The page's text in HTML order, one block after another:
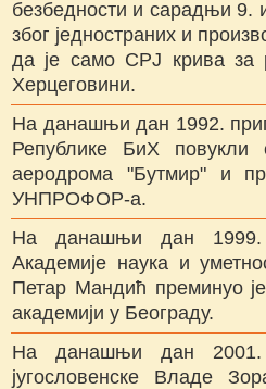
безбедности и сарадњи 9.
због једностраних и
да је само СРЈ крива за
Херцеговини.
На данашњи дан 1992.
Републике БиХ повукли
аеродрома "Бутмир" и
УНПРОФОР-а.
На данашњи дан 1999.
Академије наука и
Петар Мандић преминуо
академији у Београду.
На данашњи дан 2001.
југословенске Владе